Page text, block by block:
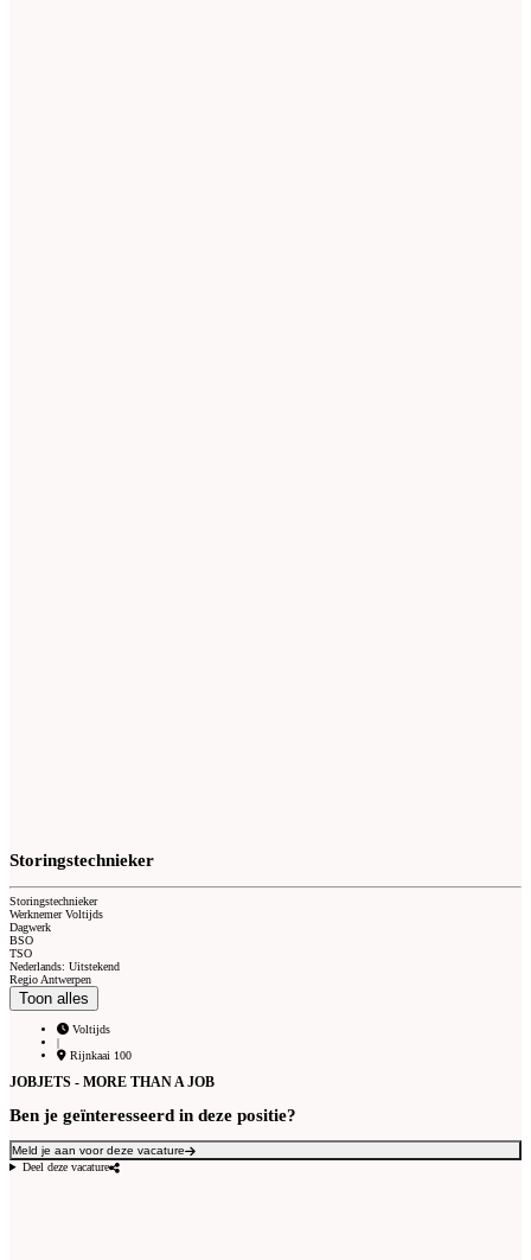
Storingstechnieker
Storingstechnieker
Werknemer Voltijds
Dagwerk
BSO
TSO
Nederlands: Uitstekend
Regio Antwerpen
Toon alles
Voltijds
|
Rijnkaai 100
JOBJETS - MORE THAN A JOB
Ben je geïnteresseerd in deze positie?
Meld je aan voor deze vacature
Deel deze vacature